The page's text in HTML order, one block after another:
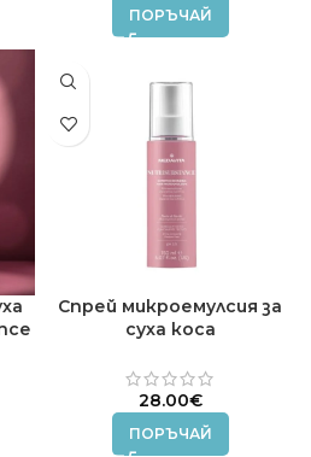
ПОРЪЧАЙ
Спрей микроемулсия за
суха коса
MEDAVITA 150 ml.
28.00€
ПОРЪЧАЙ